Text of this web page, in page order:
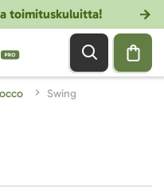
toimituskuluitta!
Swing